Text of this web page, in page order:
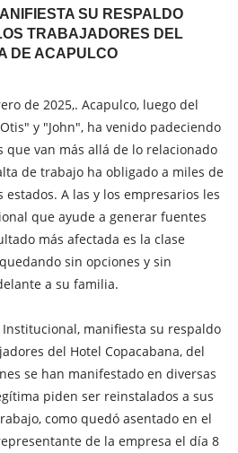
SU RESPALDO
TRABAJADORES DEL
DE ACAPULCO
de 2025,. Acapulco, luego del
y "John", ha venido padeciendo
que van más allá de lo relacionado
de trabajo ha obligado a miles de
A las y los empresarios les
que ayude a generar fuentes
más afectada es la clase
sin opciones y sin
a su familia.
manifiesta su respaldo
del Hotel Copacabana, del
se han manifestado en diversas
piden ser reinstalados a sus
como quedó asentado en el
de la empresa el día 8